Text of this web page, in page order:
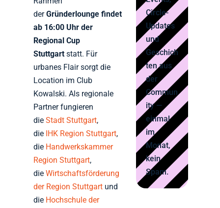
derGründerlounge findet
ab 16:00 Uhr der
Regional Cup
Stuttgart statt. Für
urbanes Flair sorgt die
Location im Club
Kowalski. Als regionale
Partner fungieren
dieStadt Stuttgart,
die IHK Region Stuttgart,
die Handwerkskammer
Region Stuttgart,
dieWirtschaftsförderung
der Region Stuttgart und
die Hochschule der
Circle-
Updates
und
Geschich
ten aus
der
Commun
ity —
einmal
im
Monat,
kein
Spam.